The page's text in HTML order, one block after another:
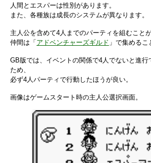
人間とエスパーは性別があります。
また、各種族は成長のシステムが異なります。
主人公を含めて4人までのパーティを組むことが
仲間は「 アドベンチャーズギルド 」で集めるこ
GB版では、イベントの関係で4人でないと進行
ため、
必ず4人パーティで行動したほうが良い。
画像はゲームスタート時の主人公選択画面。